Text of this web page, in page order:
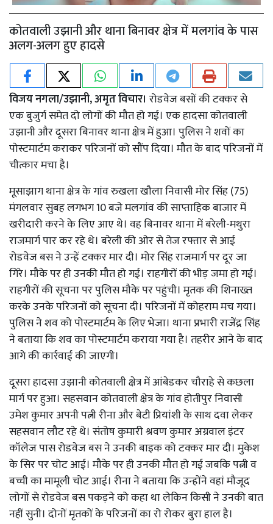
कोतवाली उझानी और थाना बिनावर क्षेत्र में मलगांव के पास
अलग-अलग हुए हादसे
विजय नगला/उझानी, अमृत विचार। रोडवेज बसों की टक्कर से
एक बुजुर्ग समेत दो लोगों की मौत हो गई। एक हादसा कोतवाली
उझानी और दूसरा बिनावर थाना क्षेत्र में हुआ। पुलिस ने शवों का
पोस्टमार्टम कराकर परिजनों को सौंप दिया। मौत के बाद परिजनों में
चीत्कार मचा है।
मूसाझाग थाना क्षेत्र के गांव रुखला खौला निवासी मोर सिंह (75)
मंगलवार सुबह लगभग 10 बजे मलगांव की साप्ताहिक बाजार में
खरीदारी करने के लिए आए थे। वह बिनावर थाना में बरेली-मथुरा
राजमार्ग पार कर रहे थे। बरेली की ओर से तेज रफ्तार से आई
रोडवेज बस ने उन्हें टक्कर मार दी। मोर सिंह राजमार्ग पर दूर जा
गिरे। मौके पर ही उनकी मौत हो गई। राहगीरों की भीड़ जमा हो गई।
राहगीरों की सूचना पर पुलिस मौके पर पहुंची। मृतक की शिनाख्त
करके उनके परिजनों को सूचना दी। परिजनों में कोहराम मच गया।
पुलिस ने शव को पोस्टमार्टम के लिए भेजा। थाना प्रभारी राजेंद्र सिंह
ने बताया कि शव का पोस्टमार्टम कराया गया है। तहरीर आने के बाद
आगे की कार्रवाई की जाएगी।
दूसरा हादसा उझानी कोतवाली क्षेत्र में आंबेडकर चौराहे से कछला
मार्ग पर हुआ। सहसवान कोतवाली क्षेत्र के गांव होतीपुर निवासी
उमेश कुमार अपनी पत्नी रीना और बेटी प्रियांशी के साथ दवा लेकर
सहसवान लौट रहे थे। संतोष कुमारी श्रवण कुमार अग्रवाल इंटर
कॉलेज पास रोडवेज बस ने उनकी बाइक को टक्कर मार दी। मुकेश
के सिर पर चोट आई। मौके पर ही उनकी मौत हो गई जबकि पत्नी व
बच्ची का मामूली चोट आई। रीना ने बताया कि उन्होंने वहां मौजूद
लोगों से रोडवेज बस पकड़ने को कहा था लेकिन किसी ने उनकी बात
नहीं सुनी। दोनों मृतकों के परिजनों का रो रोकर बुरा हाल है।